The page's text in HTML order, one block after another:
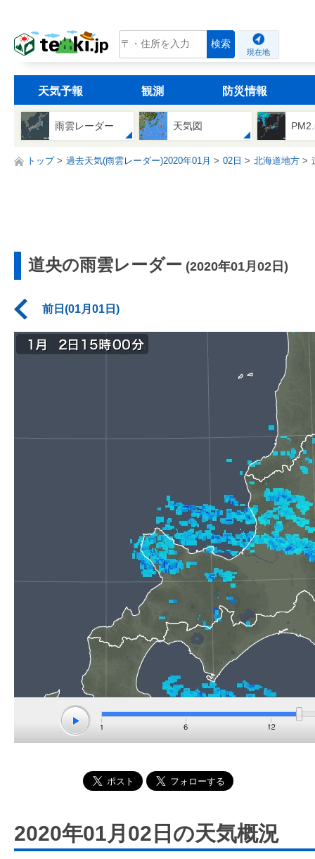
tenki.jp 検索
現在地
天気予報 観測 防災情報
雨雲レーダー 天気図
トップ 過去天気(雨雲レーダー)2020年01月 02日 北海道地方
道央の雨雲レーダー (2020年01月02日)
前日(01月01日)
2020年01月02日の天気概況